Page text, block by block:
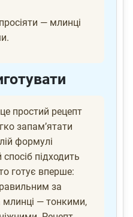
— млинці
простий рецепт
запам’ятати
формулі
підходить
готує вперше:
за
млинці — тонкими,